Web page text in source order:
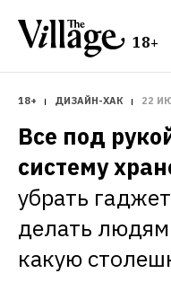
18+
18+ ДИЗАЙН-ХАК 22
Все под
систему
убрать
делать людям
какую